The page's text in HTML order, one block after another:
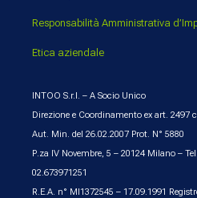
Responsabilità Amministrativa
Etica aziendale
INTOO S.r.l. – A Socio Unico
Direzione e Coordinamento ex art. 2497
Aut. Min. del 26.02.2007 Prot. N° 5880
P.za IV Novembre, 5 – 20124 Milano –
02.673971251
R.E.A. n° MI1372545 – 17.09.1991